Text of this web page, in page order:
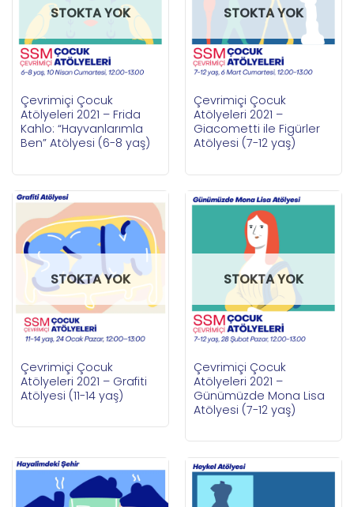
STOKTA YOK
Çevrimiçi Çocuk
Atölyeleri 2021 – Frida
Kahlo: “Hayvanlarımla
Ben” Atölyesi (6-8 yaş)
STOKTA YOK
Çevrimiçi Çocuk
Atölyeleri 2021 –
Giacometti ile Figürler
Atölyesi (7-12 yaş)
STOKTA YOK
Çevrimiçi Çocuk
Atölyeleri 2021 – Grafiti
Atölyesi (11-14 yaş)
STOKTA YOK
Çevrimiçi Çocuk
Atölyeleri 2021 –
Günümüzde Mona Lisa
Atölyesi (7-12 yaş)